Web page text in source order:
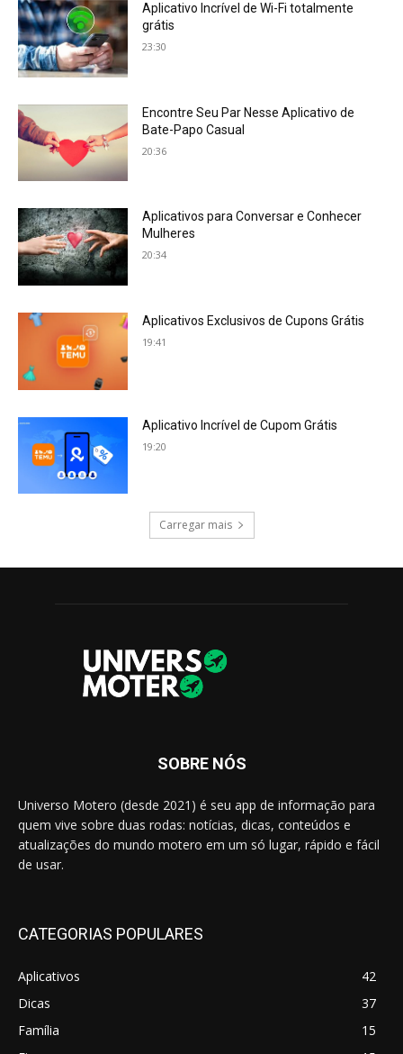
Aplicativo Incrível de Wi-Fi totalmente
grátis
23:30
Encontre Seu Par Nesse Aplicativo de
Bate-Papo Casual
20:36
Aplicativos para Conversar e Conhecer
Mulheres
20:34
Aplicativos Exclusivos de Cupons Grátis
19:41
Aplicativo Incrível de Cupom Grátis
19:20
Carregar mais
SOBRE NÓS
Universo Motero (desde 2021) é seu app de informação para
quem vive sobre duas rodas: notícias, dicas, conteúdos e
atualizações do mundo motero em um só lugar, rápido e fácil
de usar.
CATEGORIAS POPULARES
Aplicativos
42
Dicas
37
Família
15